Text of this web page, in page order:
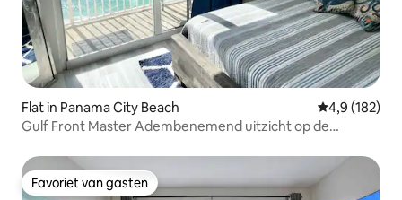
Flat in Panama City Beach Gemiddelde
4,9 (182)
Gulf Front Master Adembenemend uitzicht op de
Favoriet van gasten
Favoriet van gasten